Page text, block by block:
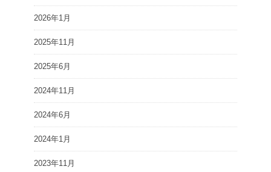
2026年1月
2025年11月
2025年6月
2024年11月
2024年6月
2024年1月
2023年11月